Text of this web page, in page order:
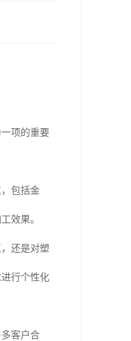
项的重要
包括金
效果。
还是对塑
行个性化
客户合